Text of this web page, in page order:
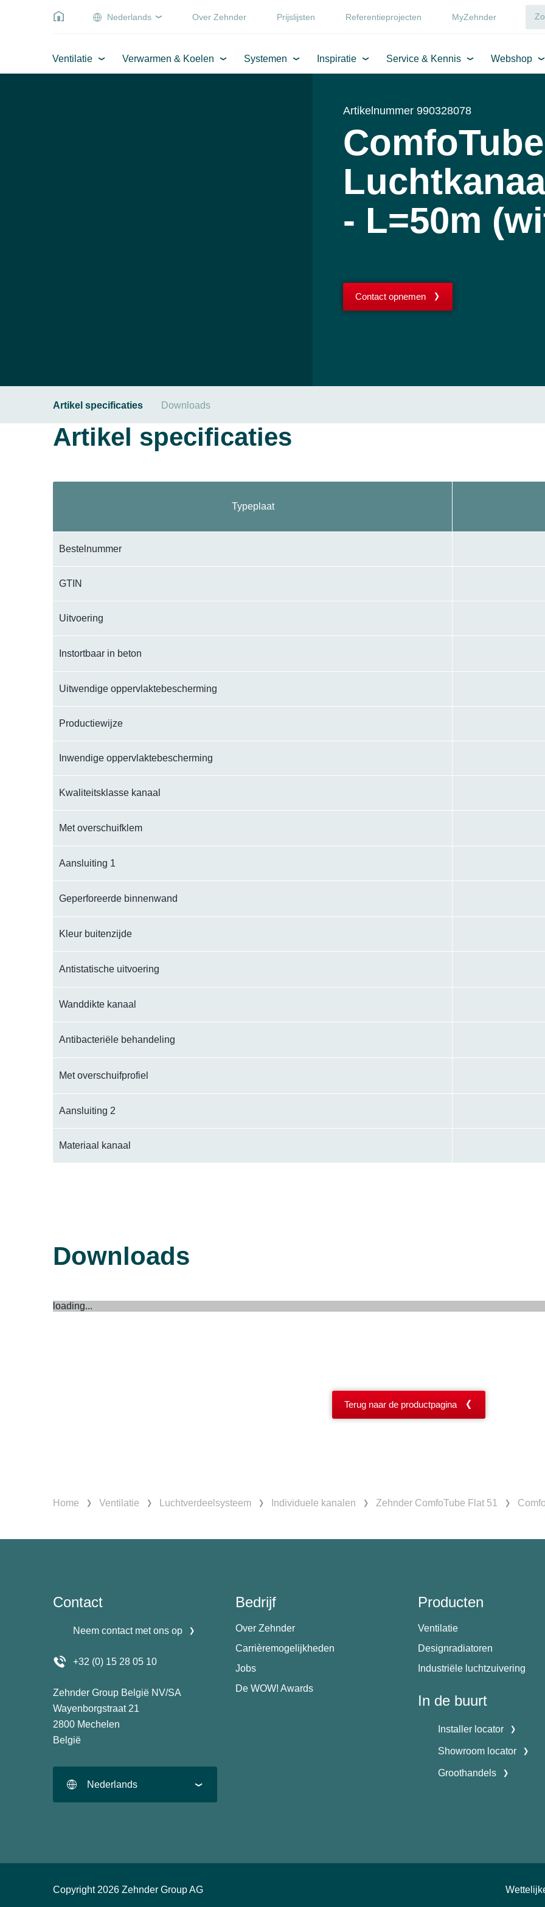
Nederlands Over Zehnder Prijslijsten Referentieprojecten MyZehnder
Ventilatie Verwarmen & Koelen Systemen Inspiratie Service & Kennis Webshop
Artikelnummer 990328078
- L=50m
Contact opnemen
Artikel specificaties Downloads
Artikel specificaties
Typeplaat
Bestelnummer
GTIN
Uitvoering
Instortbaar in beton
Uitwendige oppervlaktebescherming
Productiewijze
Inwendige oppervlaktebescherming
Kwaliteitsklasse kanaal
Met overschuifklem
Aansluiting 1
Geperforeerde binnenwand
Kleur buitenzijde
Antistatische uitvoering
Wanddikte kanaal
Antibacteriële behandeling
Met overschuifprofiel
Aansluiting 2
Materiaal kanaal
Downloads
loading...
Terug naar de productpagina
Home Ventilatie Luchtverdeelsysteem Individuele kanalen Zehnder ComfoTube Flat 51
Contact
Neem contact met ons op
+32 (0) 15 28 05 10
Zehnder Group België NV/SA
Wayenborgstraat 21
2800 Mechelen
België
Nederlands
Bedrijf
Over Zehnder
Carrièremogelijkheden
Jobs
De WOW! Awards
Producten
Ventilatie
Designradiatoren
Industriële luchtzuivering
In de buurt
Installer locator
Showroom locator
Groothandels
Copyright 2026 Zehnder Group AG